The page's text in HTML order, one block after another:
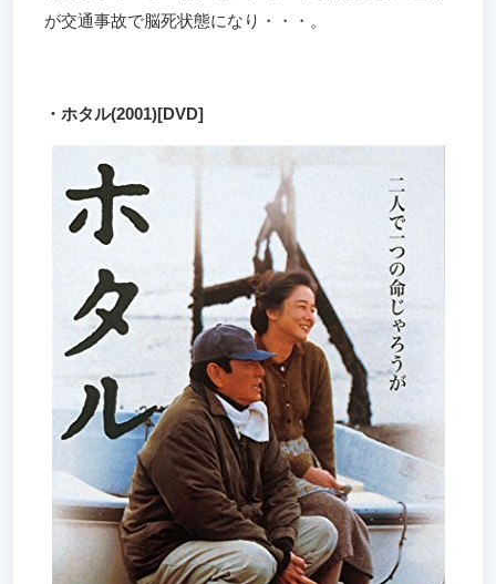
が交通事故で脳死状態になり・・・。
・ホタル(2001)[DVD]